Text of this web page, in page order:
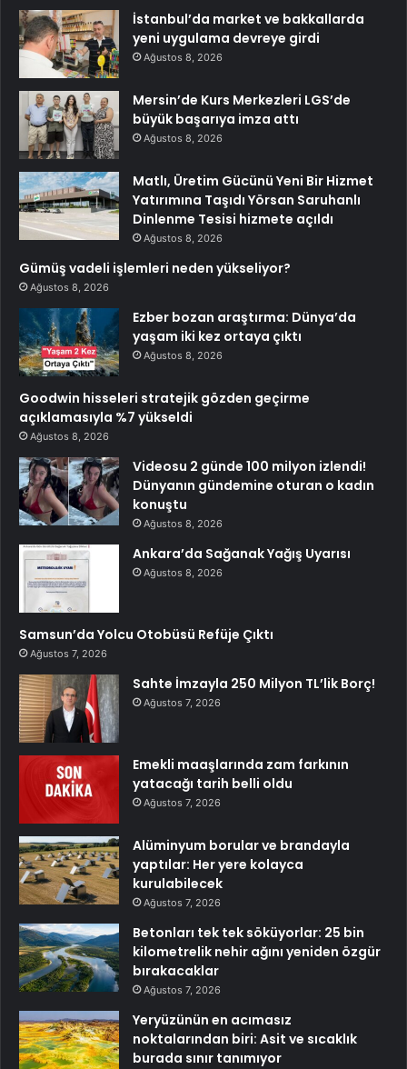
İstanbul’da market ve bakkallarda
yeni uygulama devreye girdi
Ağustos 8, 2026
Mersin’de Kurs Merkezleri LGS’de
büyük başarıya imza attı
Ağustos 8, 2026
Matlı, Üretim Gücünü Yeni Bir Hizmet
Yatırımına Taşıdı Yörsan Saruhanlı
Dinlenme Tesisi hizmete açıldı
Ağustos 8, 2026
Gümüş vadeli işlemleri neden yükseliyor?
Ağustos 8, 2026
Ezber bozan araştırma: Dünya’da
yaşam iki kez ortaya çıktı
Ağustos 8, 2026
Goodwin hisseleri stratejik gözden geçirme
açıklamasıyla %7 yükseldi
Ağustos 8, 2026
Videosu 2 günde 100 milyon izlendi!
Dünyanın gündemine oturan o kadın
konuştu
Ağustos 8, 2026
Ankara’da Sağanak Yağış Uyarısı
Ağustos 8, 2026
Samsun’da Yolcu Otobüsü Refüje Çıktı
Ağustos 7, 2026
Sahte İmzayla 250 Milyon TL’lik Borç!
Ağustos 7, 2026
Emekli maaşlarında zam farkının
yatacağı tarih belli oldu
Ağustos 7, 2026
Alüminyum borular ve brandayla
yaptılar: Her yere kolayca
kurulabilecek
Ağustos 7, 2026
Betonları tek tek söküyorlar: 25 bin
kilometrelik nehir ağını yeniden özgür
bırakacaklar
Ağustos 7, 2026
Yeryüzünün en acımasız
noktalarından biri: Asit ve sıcaklık
burada sınır tanımıyor